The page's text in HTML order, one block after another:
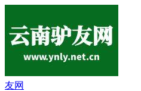
友网